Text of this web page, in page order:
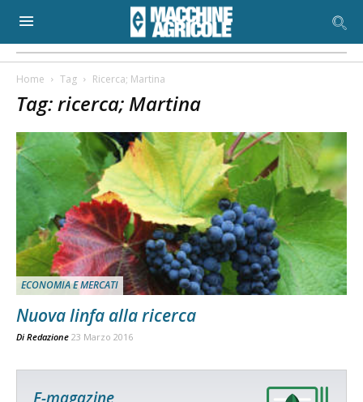
Home Tag Ricerca; Martina
Tag: ricerca; Martina
ECONOMIA E MERCATI
Nuova linfa alla ricerca
Di Redazione 23 Marzo 2016